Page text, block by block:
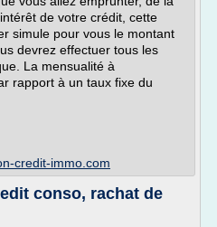
de votre crédit, cette
simule pour vous le montant
devrez effectuer tous les
La mensualité à
rapport à un taux fixe du
credit-immo.com
conso, rachat de